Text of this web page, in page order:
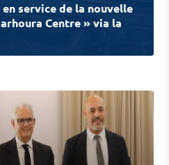
service de la nouvelle
Centre » via la